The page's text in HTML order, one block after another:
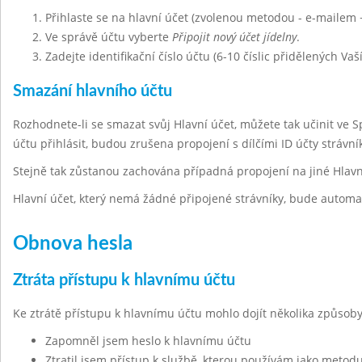
Přihlaste se na hlavní účet (zvolenou metodou - e-mailem
Ve správě účtu vyberte Připojit nový účet jídelny.
Zadejte identifikační číslo účtu (6-10 číslic přidělených
Smazání hlavního účtu
Rozhodnete-li se smazat svůj Hlavní účet, můžete tak učinit ve
účtu přihlásit, budou zrušena propojení s dílčími ID účty
Stejně tak zůstanou zachována případná propojení na jiné
Hlavní účet, který nemá žádné připojené strávníky, bude
Obnova hesla
Ztráta přístupu k hlavnímu účtu
Ke ztrátě přístupu k hlavnímu účtu mohlo dojít několika
Zapomněl jsem heslo k hlavnímu účtu